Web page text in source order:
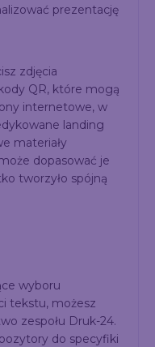
prezentację
zdjęcia
QR, które mogą
internetowe, w
landing
materiały
dopasować je
tworzyło spójną
wyboru
tekstu, możesz
zespołu Druk-24.
do specyfiki